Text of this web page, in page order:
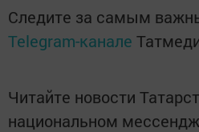
Следите за самым
Telegram-канале
Читайте новости
национальном